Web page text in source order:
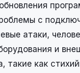
с
атаки,
и
такие как